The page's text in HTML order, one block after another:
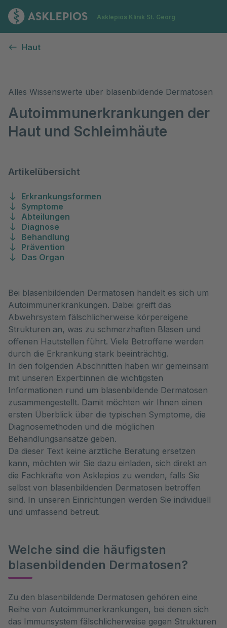
Zur Startseite
Asklepios Klinik St. Georg
Haut
Alles Wissenswerte über blasenbildende Dermatosen
Autoimmunerkrankungen der
Haut und Schleimhäute
Artikelübersicht
Erkrankungsformen
Symptome
Abteilungen
Diagnose
Behandlung
Prävention
Das Organ
Bei blasenbildenden Dermatosen handelt es sich um
Autoimmunerkrankungen. Dabei greift das
Abwehrsystem fälschlicherweise körpereigene
Strukturen an, was zu schmerzhaften Blasen und
offenen Hautstellen führt. Viele Betroffene werden
durch die Erkrankung stark beeinträchtig.
In den folgenden Abschnitten haben wir gemeinsam
mit unseren Expert:innen die wichtigsten
Informationen rund um blasenbildende Dermatosen
zusammengestellt. Damit möchten wir Ihnen einen
ersten Überblick über die typischen Symptome, die
Diagnosemethoden und die möglichen
Behandlungsansätze geben.
Da dieser Text keine ärztliche Beratung ersetzen
kann, möchten wir Sie dazu einladen, sich direkt an
die Fachkräfte von Asklepios zu wenden, falls Sie
selbst von blasenbildenden Dermatosen betroffen
sind. In unseren Einrichtungen werden Sie individuell
und umfassend betreut.
Welche sind die häufigsten
blasenbildenden Dermatosen?
Zu den blasenbildende Dermatosen gehören eine
Reihe von Autoimmunerkrankungen, bei denen sich
das Immunsystem fälschlicherweise gegen Strukturen